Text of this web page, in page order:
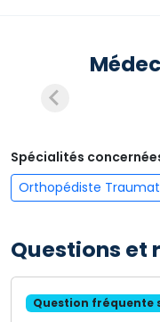
Spécialités
Orthopédiste
Questions et
Question fréquente